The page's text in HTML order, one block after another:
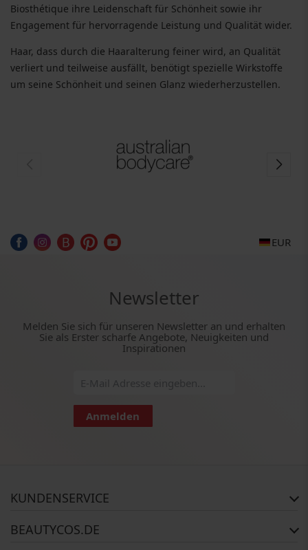
Biosthétique ihre Leidenschaft für Schönheit sowie ihr
Engagement für hervorragende Leistung und Qualität wider.
Haar, dass durch die Haaralterung feiner wird, an Qualität
verliert und teilweise ausfällt, benötigt spezielle Wirkstoffe
um seine Schönheit und seinen Glanz wiederherzustellen.
EUR
Newsletter
Melden Sie sich für unseren Newsletter an und erhalten
Sie als Erster scharfe Angebote, Neuigkeiten und
Inspirationen
Anmelden
KUNDENSERVICE
BEAUTYCOS.DE